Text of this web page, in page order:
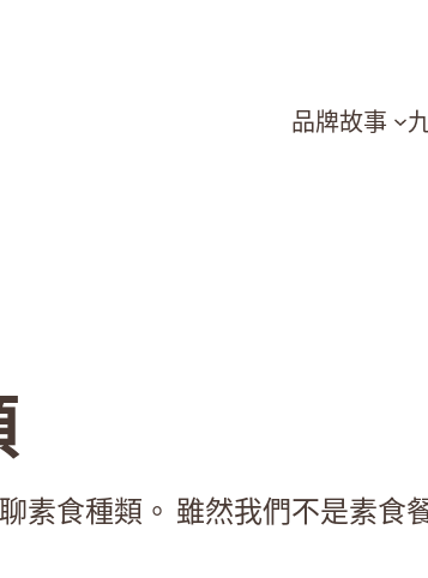
品牌故事
素食種類。 雖然我們不是素食